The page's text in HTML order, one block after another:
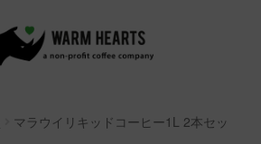
マラウイリキッドコーヒー1L 2本セッ